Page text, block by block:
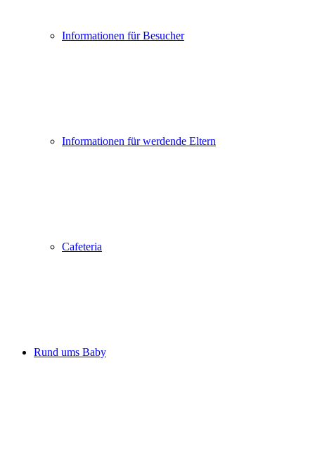
Informationen für Besucher
Informationen für werdende Eltern
Cafeteria
Rund ums Baby